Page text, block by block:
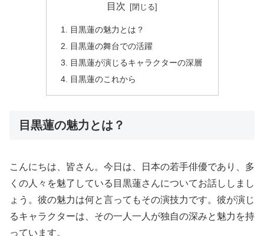
目次
目黒蓮の魅力とは？
目黒蓮の舞台での活躍
目黒蓮が演じるキャラクターの深層
目黒蓮のこれから
目黒蓮の魅力とは？
こんにちは、皆さん。今日は、日本の若手俳優であり、多
くの人々を魅了している目黒蓮さんについてお話ししまし
ょう。彼の魅力は何と言ってもその演技力です。彼が演じ
るキャラクターは、その一人一人が独自の深みと魅力を持
っています。